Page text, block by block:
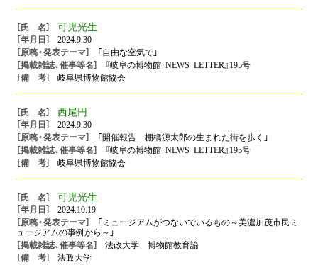
可児光生
2024.9.30
「自由な空気で」
『岐阜の博物館 NEWS LETTER』195号
岐阜県博物館協会
西尾円
2024.9.30
「開催報告 棚橋源太郎の生まれた街を歩く」
『岐阜の博物館 NEWS LETTER』195号
岐阜県博物館協会
可児光生
2024.10.19
「ミュージアムがつないでいるもの～美濃加茂市民ミ
ュージアムの事例から～」
法政大学 博物館教育論
法政大学